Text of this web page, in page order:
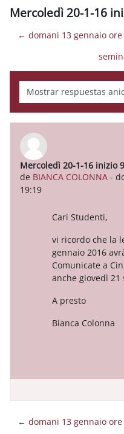
Mercoledì 20-1-16
← domani 13 gennaio ore
Mostrar modo
Mercoledì 20-1-16 inizio
de BIANCA COLONNA -
19:19
Número de respuestas: 0
Cari Studenti,
vi ricordo che la
gennaio 2016
Comunicate a
anche giovedì 21
A presto
Bianca Colonna
← domani 13 gennaio ore